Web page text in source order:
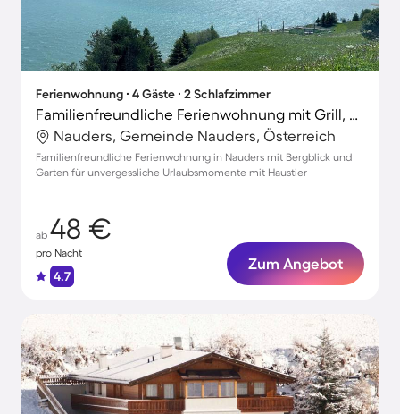
Ferienwohnung ∙ 4 Gäste ∙ 2 Schlafzimmer
Familienfreundliche Ferienwohnung mit Grill, Terrasse und Garten | Panoramablick | Haustiere sind willkommen
Nauders, Gemeinde Nauders, Österreich
Familienfreundliche Ferienwohnung in Nauders mit Bergblick und
Garten für unvergessliche Urlaubsmomente mit Haustier
ab 48 €
pro Nacht
4.7
Zum Angebot